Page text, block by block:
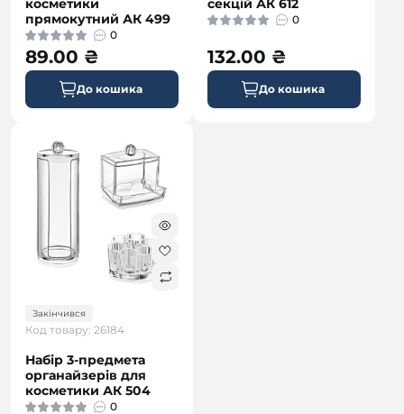
косметики
прямокутний АК 499
0
89.00 ₴
До кошика
секцій АК 612
0
132.00 ₴
До кошика
Закінчився
Код товару: 26184
Набір 3-предмета
органайзерів для
косметики АК 504
0